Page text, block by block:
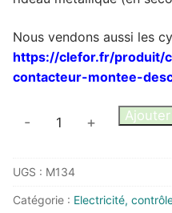
Nous vendons aussi les
https://clefor.fr/produit/
contacteur-montee-
quantité
Contacteur
à
- +
UGS : M134
Catégorie : Electricité,